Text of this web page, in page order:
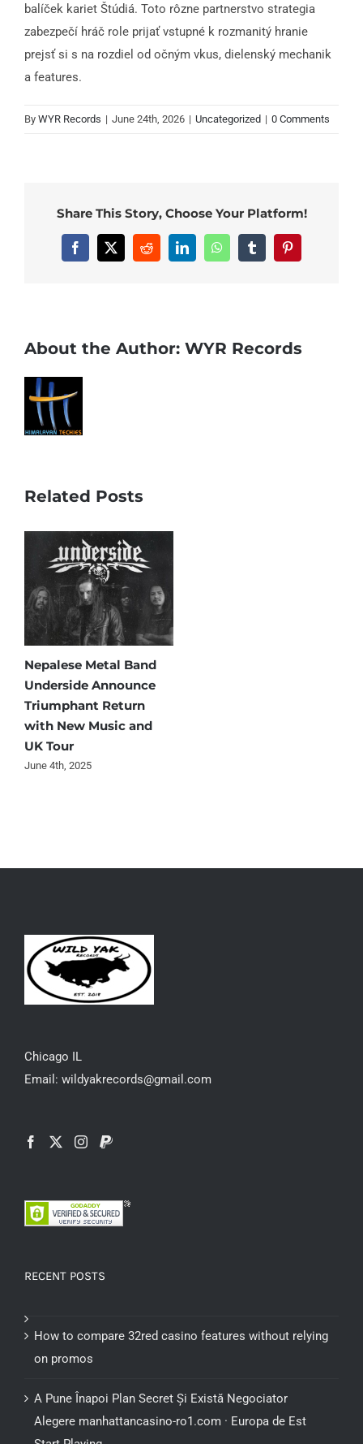
balíček kariet Štúdiá. Toto rôzne partnerstvo strategia
zabezpečí hráč role prijať vstupné k rozmanitý hranie
prejsť si s na rozdiel od očným vkus, dielenský mechanik
a features.
By WYR Records | June 24th, 2026 | Uncategorized | 0 Comments
Share This Story, Choose Your Platform!
Facebook
X RedditLinkedInWhatsAppTumblrPinterest
About the Author: WYR Records
Related Posts
Nepalese Metal Band
Underside Announce
Triumphant Return
with New Music and
UK Tour
June 4th, 2025
Chicago IL
Email: wildyakrecords@gmail.com
RECENT POSTS
How to compare 32red casino features without relying
on promos
A Pune Înapoi Plan Secret Și Există Negociator
Alegere manhattancasino-ro1.com · Europa de Est